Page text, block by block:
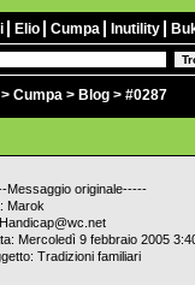
> Cumpa > Blog > #0287
Elio Cumpa Inutility
Messaggio originale-----
Marok
Mercoledì 9 febbraio 2005
Tradizioni familiari